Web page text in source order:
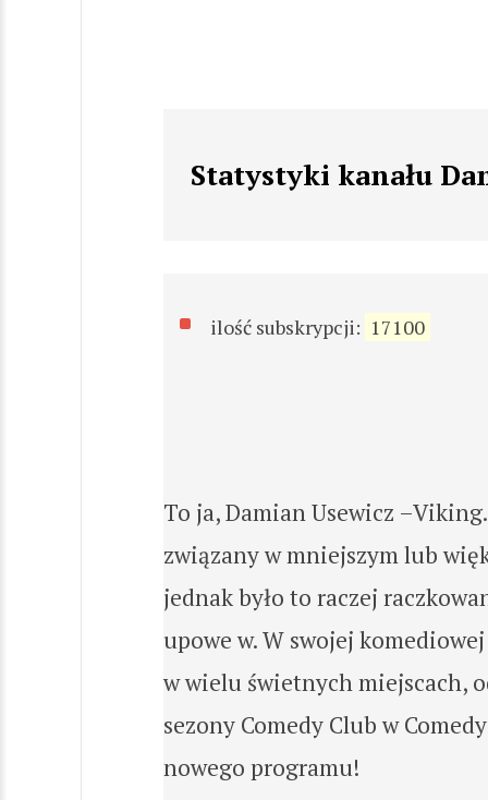
Statystyki kanału
ilość subskrypcji: 17100
To ja, Damian Usewicz
związany w mniejszym lub
jednak było to raczej
upowe w. W swojej
w wielu świetnych miejscach,
sezony Comedy Club w
nowego programu!